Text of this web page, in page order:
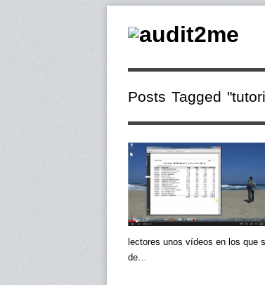
Posts Tagged
lectores unos vídeos en los que
de…